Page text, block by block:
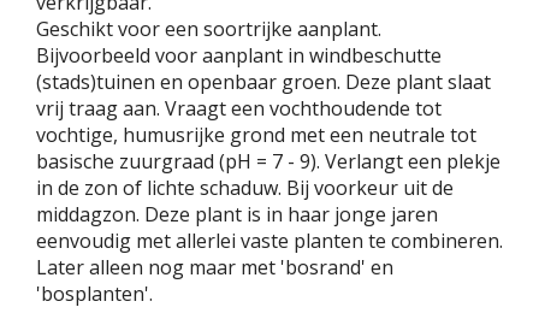
Geschikt voor een soortrijke aanplant.
Bijvoorbeeld voor aanplant in windbeschutte
(stads)tuinen en openbaar groen. Deze plant slaat
vrij traag aan. Vraagt een vochthoudende tot
vochtige, humusrijke grond met een neutrale tot
basische zuurgraad (pH = 7 - 9). Verlangt een plekje
in de zon of lichte schaduw. Bij voorkeur uit de
middagzon. Deze plant is in haar jonge jaren
eenvoudig met allerlei vaste planten te combineren.
Later alleen nog maar met 'bosrand' en
'bosplanten'.